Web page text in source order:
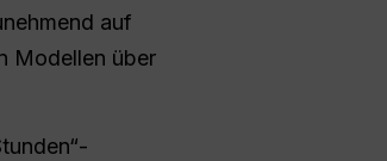
auf
Modellen über